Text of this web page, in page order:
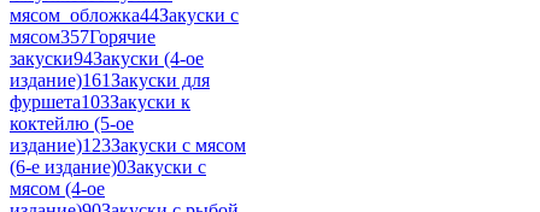
мясом_обложка44Закуски с
мясом357Горячие
закуски94Закуски (4-ое
издание)161Закуски для
фуршета103Закуски к
коктейлю (5-ое
издание)123Закуски с мясом
(6-е издание)0Закуски с
мясом (4-ое